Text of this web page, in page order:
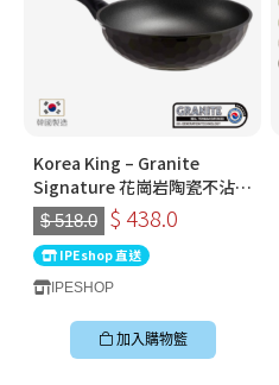
Korea King – Granite
Signature 花崗岩陶瓷不沾鍋
〡30cm深炒鍋 〡經典炭黑色
〡韓國製易潔鑊
$ 518.0 $ 438.0
IPEshop 直送
IPESHOP
加入購物籃